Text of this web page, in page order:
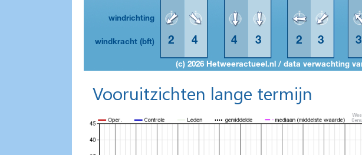
Vooruitzichten lange termijn